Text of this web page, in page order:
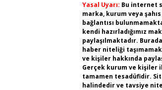
Yasal Uyarı: Bu internet
marka, kurum veya
bağlantısı
kendi hazırladığımız
paylaşılmaktadır.
haber niteliği
ve kişiler hakkında
Gerçek kurum ve kişiler
tamamen tesadüfidir.
halindedir ve tavsiye